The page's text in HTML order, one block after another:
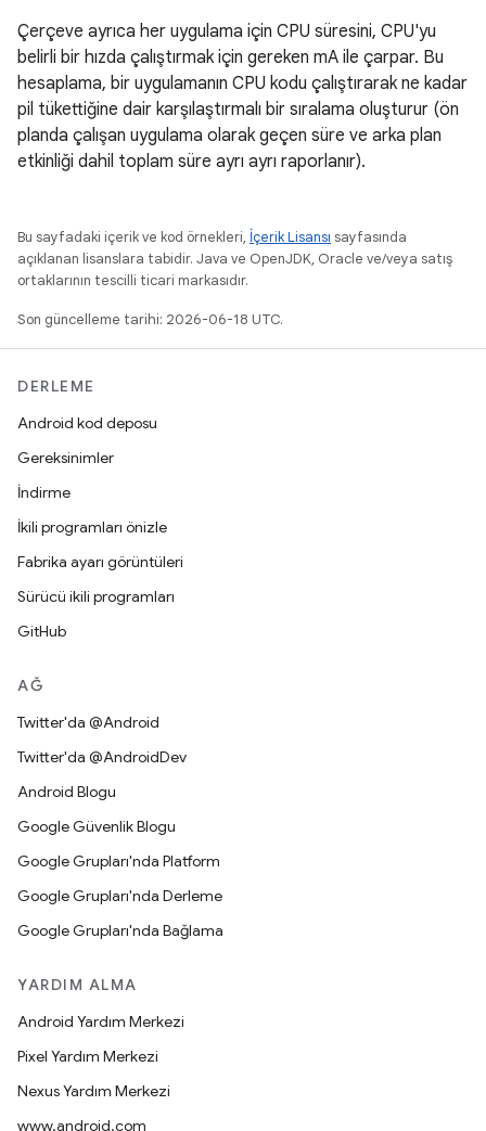
Çerçeve ayrıca her uygulama için CPU süresini, CPU'yu
belirli bir hızda çalıştırmak için gereken mA ile çarpar. Bu
hesaplama, bir uygulamanın CPU kodu çalıştırarak ne kadar
pil tükettiğine dair karşılaştırmalı bir sıralama oluşturur (ön
planda çalışan uygulama olarak geçen süre ve arka plan
etkinliği dahil toplam süre ayrı ayrı raporlanır).
Bu sayfadaki içerik ve kod örnekleri, İçerik Lisansı sayfasında
açıklanan lisanslara tabidir. Java ve OpenJDK, Oracle ve/veya satış
ortaklarının tescilli ticari markasıdır.
Son güncelleme tarihi: 2026-06-18 UTC.
DERLEME
Android kod deposu
Gereksinimler
İndirme
İkili programları önizle
Fabrika ayarı görüntüleri
Sürücü ikili programları
GitHub
AĞ
Twitter'da @Android
Twitter'da @AndroidDev
Android Blogu
Google Güvenlik Blogu
Google Grupları'nda Platform
Google Grupları'nda Derleme
Google Grupları'nda Bağlama
YARDIM ALMA
Android Yardım Merkezi
Pixel Yardım Merkezi
Nexus Yardım Merkezi
www.android.com